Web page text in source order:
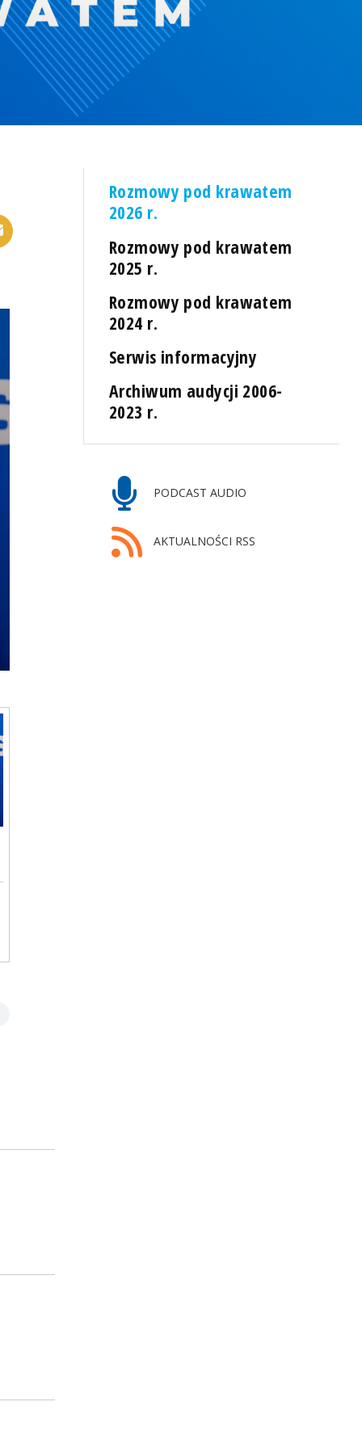
Rozmowy pod krawatem
2026 r.
Rozmowy pod krawatem
2025 r.
Rozmowy pod krawatem
2024 r.
Serwis informacyjny
Archiwum audycji 2006-
2023 r.
PODCAST AUDIO
AKTUALNOŚCI RSS